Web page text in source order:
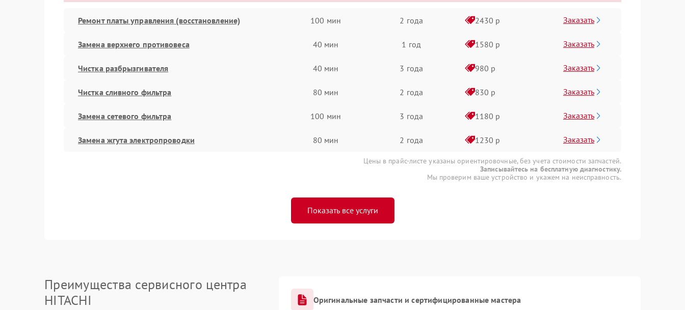
Ремонт платы управления (восстановление) 100 мин 2 года 2430 р Заказать
Замена верхнего противовеса 40 мин 1 год 1580 р Заказать
Чистка разбрызгивателя 40 мин 3 года 980 р Заказать
Чистка сливного фильтра 80 мин 2 года 830 р Заказать
Замена сетевого фильтра 100 мин 3 года 1180 р Заказать
Замена жгута электропроводки 80 мин 2 года 1230 р Заказать
Цены в прайс-листе указаны ориентировочные, без учета стоимости запчастей.
Записывайтесь на бесплатную диагностику.
Мы проверим ваше устройство и укажем на неисправность.
Показать все услуги
Преимущества сервисного центра
HITACHI
Оригинальные запчасти и сертифицированные мастера